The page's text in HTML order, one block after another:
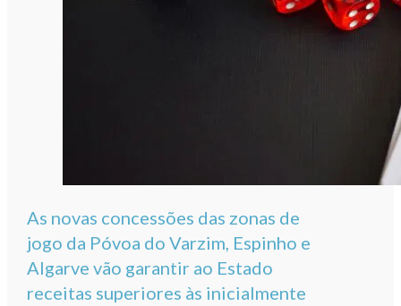
As novas concessões das zonas de
jogo da Póvoa do Varzim, Espinho e
Algarve vão garantir ao Estado
receitas superiores às inicialmente